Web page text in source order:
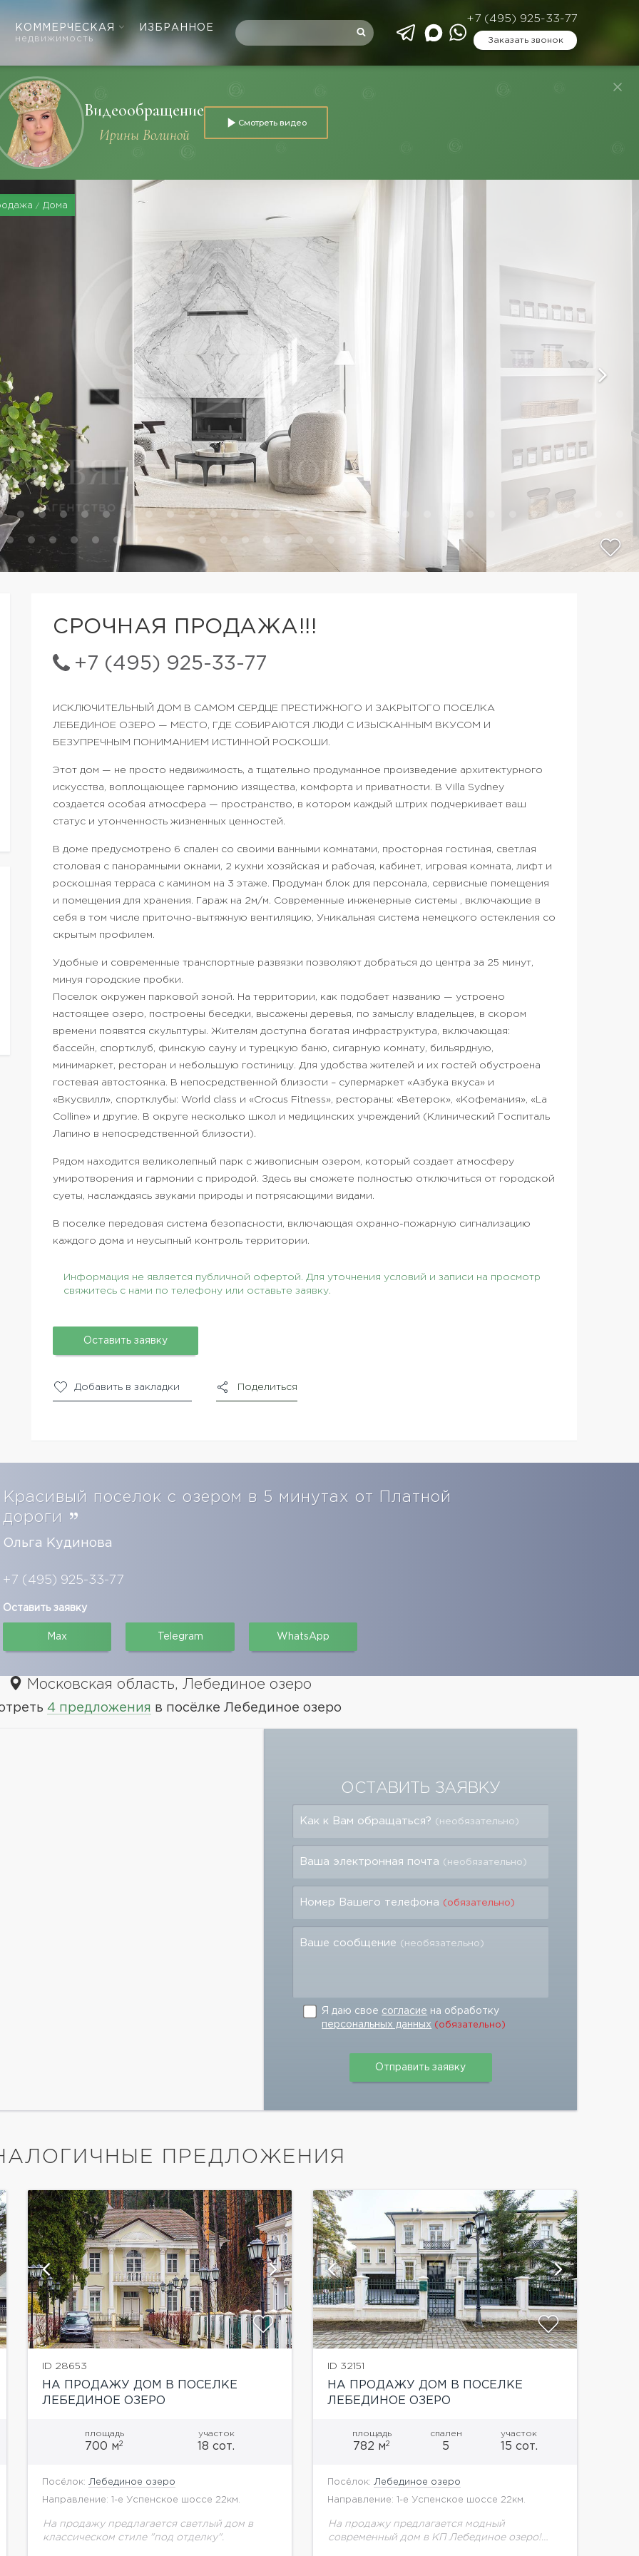
КОММЕРЧЕСКАЯ
недвижимость
ИЗБРАННОЕ
+7 (495) 925-33-77
Заказать звонок
Видеообращение
Ирины Волиной
Смотреть видео
Дома
СРОЧНАЯ ПРОДАЖА!!!
+7 (495) 925-33-77
ИСКЛЮЧИТЕЛЬНЫЙ ДОМ В САМОМ СЕРДЦЕ ПРЕСТИЖНОГО И ЗАКРЫТОГО ПОСЕЛКА
ЛЕБЕДИНОЕ ОЗЕРО — МЕСТО, ГДЕ СОБИРАЮТСЯ ЛЮДИ С ИЗЫСКАННЫМ ВКУСОМ И
БЕЗУПРЕЧНЫМ ПОНИМАНИЕМ ИСТИННОЙ РОСКОШИ.
Этот дом — не просто недвижимость, а тщательно продуманное произведение архитектурного
искусства, воплощающее гармонию изящества, комфорта и приватности. В Villa Sydney
создается особая атмосфера — пространство, в котором каждый штрих подчеркивает ваш
статус и утонченность жизненных ценностей.
В доме предусмотрено 6 спален со своими ванными комнатами, просторная гостиная, светлая
столовая с панорамными окнами, 2 кухни хозяйская и рабочая, кабинет, игровая комната, лифт и
роскошная терраса с камином на 3 этаже. Продуман блок для персонала, сервисные помещения
и помещения для хранения. Гараж на 2м/м. Современные инженерные системы , включающие в
себя в том числе приточно-вытяжную вентиляцию, Уникальная система немецкого остекления со
скрытым профилем.
Удобные и современные транспортные развязки позволяют добраться до центра за 25 минут,
минуя городские пробки.
Поселок окружен парковой зоной. На территории, как подобает названию — устроено
настоящее озеро, построены беседки, высажены деревья, по замыслу владельцев, в скором
времени появятся скульптуры. Жителям доступна богатая инфраструктура, включающая:
бассейн, спортклуб, финскую сауну и турецкую баню, сигарную комнату, бильярдную,
минимаркет, ресторан и небольшую гостиницу. Для удобства жителей и их гостей обустроена
гостевая автостоянка. В непосредственной близости – супермаркет «Азбука вкуса» и
«Вкусвилл», спортклубы: World class и «Crocus Fitness», рестораны: «Ветерок», «Кофемания», «La
Colline» и другие. В округе несколько школ и медицинских учреждений (Клинический Госпиталь
Лапино в непосредственной близости).
Рядом находится великолепный парк с живописным озером, который создает атмосферу
умиротворения и гармонии с природой. Здесь вы сможете полностью отключиться от городской
суеты, наслаждаясь звуками природы и потрясающими видами.
В поселке передовая система безопасности, включающая охранно-пожарную сигнализацию
каждого дома и неусыпный контроль территории.
Информация не является публичной офертой. Для уточнения условий и записи на просмотр
свяжитесь с нами по телефону или оставьте заявку.
Оставить заявку
Добавить в закладки Поделиться
поселок с озером в 5 минутах от Платной
дороги
Ольга Кудинова
+7 (495) 925-33-77
Оставить заявку
Max Telegram WhatsApp
Московская область, Лебединое озеро
4 предложения в посёлке Лебединое озеро
ОСТАВИТЬ ЗАЯВКУ
Как к Вам обращаться? (необязательно)
Ваша электронная почта (необязательно)
Номер Вашего телефона (обязательно)
Ваше сообщение (необязательно)
Я даю свое согласие на обработку
персональных данных (обязательно)
ПРЕДЛОЖЕНИЯ
ID 28653
НА ПРОДАЖУ ДОМ В ПОСЕЛКЕ
ЛЕБЕДИНОЕ ОЗЕРО
площадь
700 м2
участок
18 сот.
Посёлок: Лебединое озеро
Направление: 1-е Успенское шоссе 22км.
На продажу предлагается светлый дом в
классическом стиле "под отделку".
ID 32151
НА ПРОДАЖУ ДОМ В ПОСЕЛКЕ
ЛЕБЕДИНОЕ ОЗЕРО
площадь
782 м2
спален
5
участок
15 сот.
Посёлок: Лебединое озеро
Направление: 1-е Успенское шоссе 22км.
На продажу предлагается модный
современный дом в КП Лебединое озеро!